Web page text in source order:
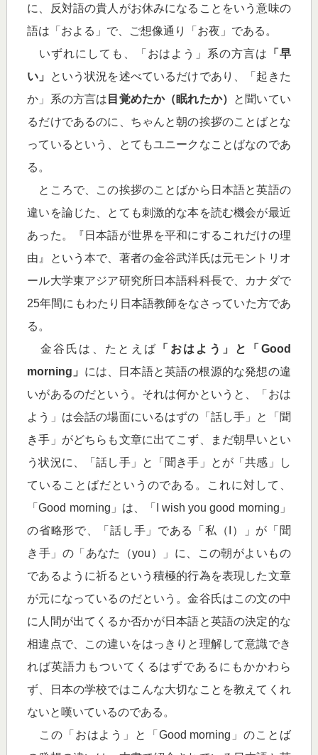
に、反対語の貴人がお休みになることをいう意味の
語は「およる」で、ご想像通り「お夜」である。
いずれにしても、「おはよう」系の方言は
「早
い」
という状況を述べているだけであり、「起きた
か」系の方言は 目覚めたか（眠れたか）
と聞いてい
るだけであるのに、ちゃんと朝の挨拶のことばとな
っているという、とてもユニークなことばなのであ
る。
ところで、この挨拶のことばから日本語と英語の
違いを論じた、とても刺激的な本を読む機会が最近
あった。『日本語が世界を平和にするこれだけの理
由』という本で、著者の金谷武洋氏は元モントリオ
ール大学東アジア研究所日本語科科長で、カナダで
25年間にもわたり日本語教師をなさっていた方であ
る。
金谷氏は、たとえば
「おはよう」と「Good
morning」 には、日本語と英語の根源的な発想の違
いがあるのだという。それは何かというと、「おは
よう」は会話の場面にいるはずの「話し手」と「聞
き手」がどちらも文章に出てこず、まだ朝早いとい
う状況に、「話し手」と「聞き手」とが「共感」し
ていることばだというのである。これに対して、
「Good morning」は、「I wish you good morning」
の省略形で、「話し手」である「私（I）」が「聞
き手」の「あなた（you）」に、この朝がよいもの
であるように祈るという積極的行為を表現した文章
が元になっているのだという。金谷氏はこの文の中
に人間が出てくるか否かが日本語と英語の決定的な
相違点で、この違いをはっきりと理解して意識でき
れば英語力もついてくるはずであるにもかかわら
ず、日本の学校ではこんな大切なことを教えてくれ
ないと嘆いているのである。
この「おはよう」と「Good morning」のことば